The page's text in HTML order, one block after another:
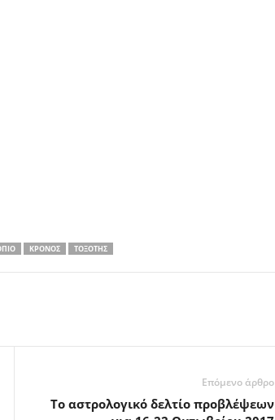
ΚΡΌΝΟΣ ΤΟΞΌΤΗΣ
Επόμενο άρθρο
To αστρολογικό δελτίο προβλέψεων